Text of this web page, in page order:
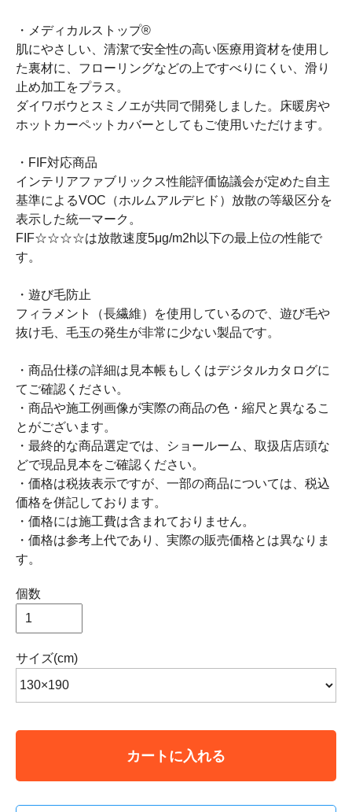
・メディカルストップ®
肌にやさしい、清潔で安全性の高い医療用資材を使用し
た裏材に、フローリングなどの上ですべりにくい、滑り
止め加工をプラス。
ダイワボウとスミノエが共同で開発しました。床暖房や
ホットカーペットカバーとしてもご使用いただけます。
・FIF対応商品
インテリアファブリックス性能評価協議会が定めた自主
基準によるVOC（ホルムアルデヒド）放散の等級区分を
表示した統一マーク。
FIF☆☆☆☆は放散速度5μg/m2h以下の最上位の性能で
す。
・遊び毛防止
フィラメント（長繊維）を使用しているので、遊び毛や
抜け毛、毛玉の発生が非常に少ない製品です。
・商品仕様の詳細は見本帳もしくはデジタルカタログに
てご確認ください。
・商品や施工例画像が実際の商品の色・縮尺と異なるこ
とがございます。
・最終的な商品選定では、ショールーム、取扱店店頭な
どで現品見本をご確認ください。
・価格は税抜表示ですが、一部の商品については、税込
価格を併記しております。
・価格には施工費は含まれておりません。
・価格は参考上代であり、実際の販売価格とは異なりま
す。
個数
サイズ(cm)
カートに入れる